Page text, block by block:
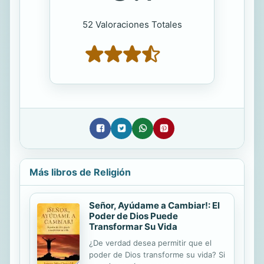
52 Valoraciones Totales
Más libros de Religión
Señor, Ayúdame a Cambiar!: El
Poder de Dios Puede
Transformar Su Vida
¿De verdad desea permitir que el
poder de Dios transforme su vida? Si